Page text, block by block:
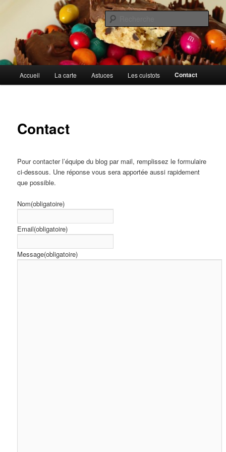
principalAu petit gargouillis
Cuisines d'internautes.
principal
Accueil La carte Astuces Les cuistots Contact
Contact
Pour contacter l’équipe du blog par mail, remplissez le formulaire
ci-dessous. Une réponse vous sera apportée aussi rapidement
que possible.
Nom(obligatoire)
Email(obligatoire)
Message(obligatoire)